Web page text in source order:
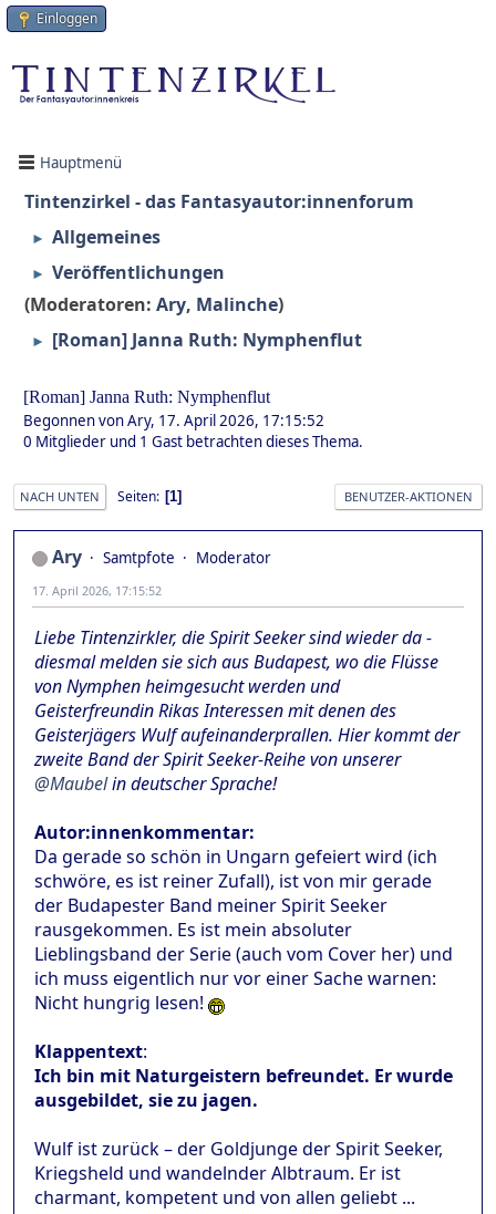
Einloggen
Hauptmenü
Tintenzirkel - das Fantasyautor:innenforum
► Allgemeines
► Veröffentlichungen
(Moderatoren: Ary, Malinche)
► [Roman] Janna Ruth: Nymphenflut
[Roman] Janna Ruth: Nymphenflut
Begonnen von Ary, 17. April 2026, 17:15:52
0 Mitglieder und 1 Gast betrachten dieses Thema.
NACH UNTEN Seiten 1 BENUTZER-AKTIONEN
Ary Samtpfote Moderator
17. April 2026, 17:15:52
Liebe Tintenzirkler, die Spirit Seeker sind wieder da -
diesmal melden sie sich aus Budapest, wo die Flüsse
von Nymphen heimgesucht werden und
Geisterfreundin Rikas Interessen mit denen des
Geisterjägers Wulf aufeinanderprallen. Hier kommt der
zweite Band der Spirit Seeker-Reihe von unserer
@Maubelin deutscher Sprache!
Autor:innenkommentar:
Da gerade so schön in Ungarn gefeiert wird (ich
schwöre, es ist reiner Zufall), ist von mir gerade
der Budapester Band meiner Spirit Seeker
rausgekommen. Es ist mein absoluter
Lieblingsband der Serie (auch vom Cover her) und
ich muss eigentlich nur vor einer Sache warnen:
Nicht hungrig lesen!
Klappentext:
Ich bin mit Naturgeistern befreundet. Er wurde
ausgebildet, sie zu jagen.
Wulf ist zurück – der Goldjunge der Spirit Seeker,
Kriegsheld und wandelnder Albtraum. Er ist
charmant, kompetent und von allen geliebt ...